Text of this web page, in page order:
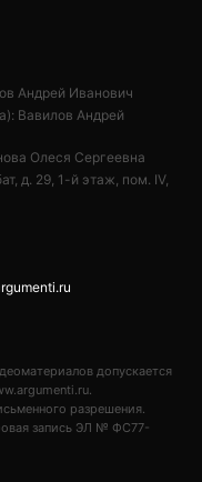
Андрей Иванович
Вавилов Андрей
Олеся Сергеевна
д. 29, 1-й этаж, пом. IV,
допускается
разрешения.
запись ЭЛ № ФС77-